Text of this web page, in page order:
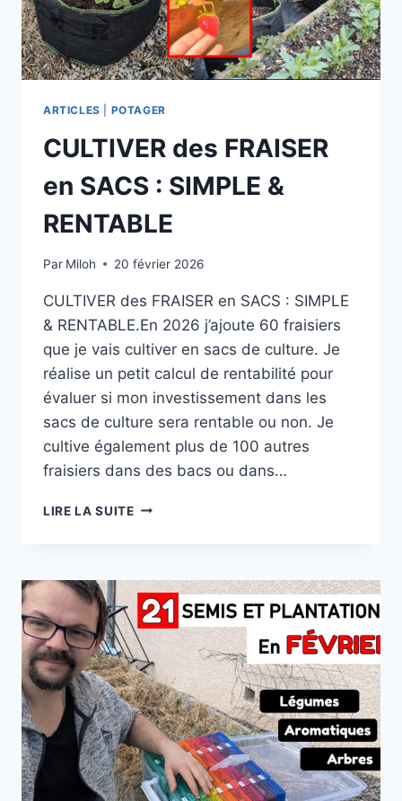
ARTICLES POTAGER
CULTIVER des FRAISER
en SACS : SIMPLE &
RENTABLE
Par Miloh 20 février 2026
CULTIVER des FRAISER en SACS : SIMPLE
& RENTABLE.En 2026 j’ajoute 60 fraisiers
que je vais cultiver en sacs de culture. Je
réalise un petit calcul de rentabilité pour
évaluer si mon investissement dans les
sacs de culture sera rentable ou non. Je
cultive également plus de 100 autres
fraisiers dans des bacs ou dans…
LIRE LA SUITECULTIVER
SACS
SIMPLE
&
RENTABLE